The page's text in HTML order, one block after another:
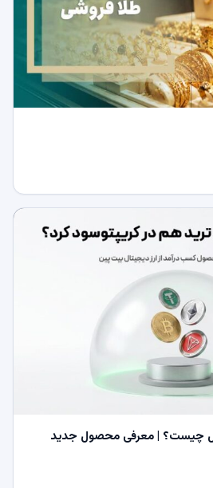
چیست؟ | معرفی محصول جدید